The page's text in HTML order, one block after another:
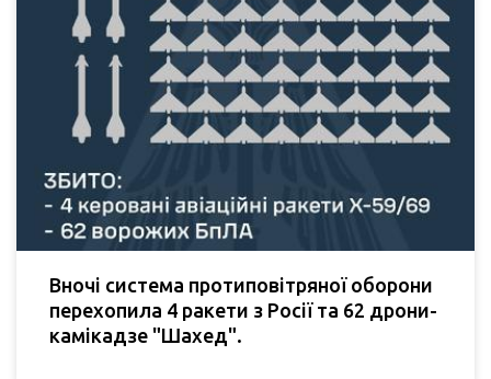
Вночі система протиповітряної оборони
перехопила 4 ракети з Росії та 62 дрони-
камікадзе "Шахед".